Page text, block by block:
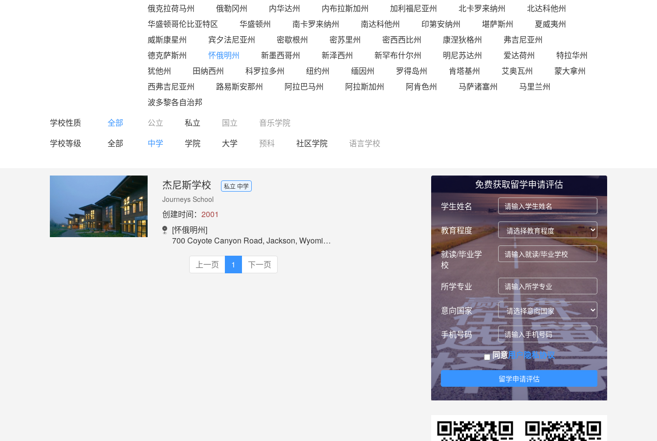
俄克拉荷马州
俄勒冈州 内华达州 内布拉斯加州 加利福尼亚州 北卡罗来纳州
北达科他州
华盛顿哥伦比亚特区
华盛顿州 南卡罗来纳州 南达科他州 印第安纳州 堪萨斯州
夏威夷州
威斯康星州
宾夕法尼亚州 密歇根州 密苏里州 密西西比州 康涅狄格州
弗吉尼亚州
德克萨斯州
怀俄明州 新墨西哥州 新泽西州 新罕布什尔州 明尼苏达州 爱达荷州
特拉华州
犹他州
田纳西州 科罗拉多州 纽约州 缅因州 罗得岛州 肯塔基州 艾奥瓦州
蒙大拿州
西弗吉尼亚州
路易斯安那州 阿拉巴马州 阿拉斯加州 阿肯色州 马萨诸塞州
马里兰州
波多黎各自治邦
学校性质
全部 公立 私立 国立
音乐学院
学校等级
全部 中学 学院 大学 预科 社区学院 语言学校
杰尼斯学校 私立 中学
Journeys School
创建时间： 2001
[怀俄明州]
700 Coyote Canyon Road, Jackson, Wyoming 83001
上一页 1 下一页
免费获取留学申请评估
学生姓名
教育程度
就读/毕业学
校
所学专业
意向国家
手机号码
同意用户隐私协议
留学申请评估